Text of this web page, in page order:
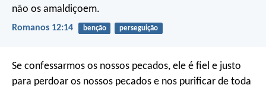
não os amaldiçoem.
Romanos 12:14 benção perseguição
Se confessarmos os nossos pecados, ele é fiel e justo
para perdoar os nossos pecados e nos purificar de toda